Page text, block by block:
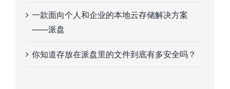
一款面向个人和企业的本地云存储解决方案
——派盘
你知道存放在派盘里的文件到底有多安全吗？